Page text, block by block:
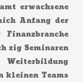
erwachsene
Anfang der
zig Seminaren
kleinen Teams